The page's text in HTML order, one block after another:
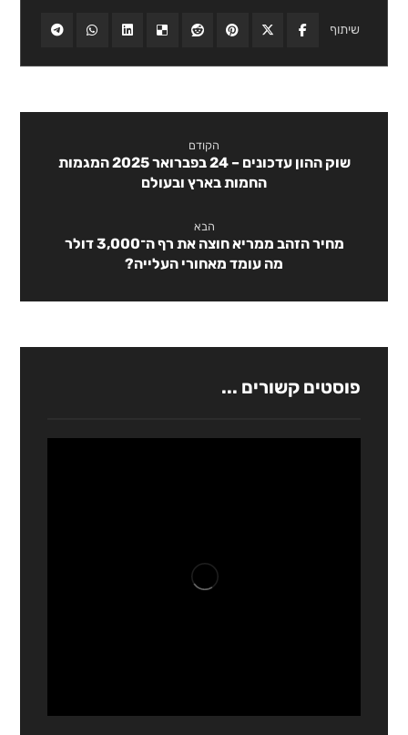
הקודם
שוק ההון עדכונים – 24 בפברואר 2025 המגמות
החמות בארץ ובעולם
הבא
מחיר הזהב ממריא חוצה את רף ה־3,000 דולר
מה עומד מאחורי העלייה?
פוסטים קשורים ...